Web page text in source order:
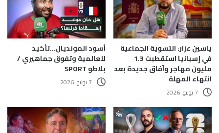
ياسين عزار: التسوية الجماعية
في إسبانيا استقطبت 1.3
مليون مهاجر وآفاق جديدة بعد
انتهاء المهلة
7 يوليو، 2026
أسود المونديال…تأكيد
للعالمية وتفوق جماهيري /
بلاطو SPORT
7 يوليو، 2026